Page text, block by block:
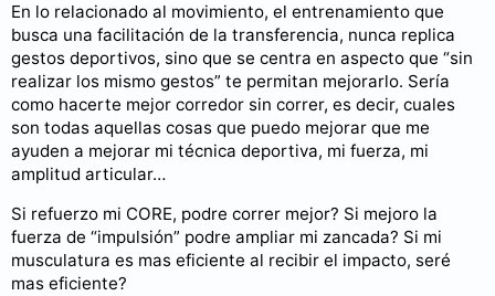
En lo relacionado al movimiento, el entrenamiento que
busca una facilitación de la transferencia, nunca replica
gestos deportivos, sino que se centra en aspecto que “sin
realizar los mismo gestos” te permitan mejorarlo. Sería
como hacerte mejor corredor sin correr, es decir, cuales
son todas aquellas cosas que puedo mejorar que me
ayuden a mejorar mi técnica deportiva, mi fuerza, mi
amplitud articular…
Si refuerzo mi CORE, podre correr mejor? Si mejoro la
fuerza de “impulsión” podre ampliar mi zancada? Si mi
musculatura es mas eficiente al recibir el impacto, seré
mas eficiente?